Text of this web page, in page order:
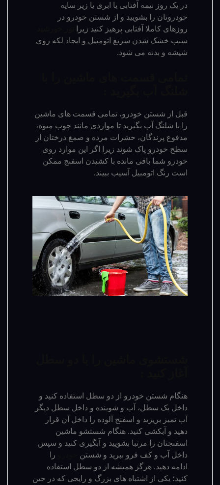
در یک روز نیمه آفتابی یا ابری یا زیر سایه
خودروتان را بشویید و از شستن خودرو در
روزهای کاملا آفتابی پرهیز کنید زیرا
سبب خشک شدن سریع اتومبیل و ایجاد لکه روی
شیشه و بدنه می شود.
قبل از شستن خودرو، تمامی قسمت های ماشین
را با شلنگ آب بگیرید تا مواردی مانند چوب میوه،
مدفوع پرندگان، حشرات مرده و صمغ درختان از
سطح خودرو پاک شوند زیرا اگر این موارد روی
خودرو شما باقی مانده با کشیدن اسفنج ممکن
است رنگ اتومبیل آسیب ببیند.
هنگام شستن خودرو از دو سطل استفاده کنید و
داخل یک سطل، آب و شوینده و داخل سطل دیگر
آب تمیز بریزید و اسفنج آلوده را داخل آن قرار
دهید و آبکشی کنید. هنگام شستشو ماشین
اسفنجتان را مرتبا بشویید و آبگیری کنید و سپس
داخل آب و کف فرو ببرید و شستن
را
ادامه دهید. هرگز همیشه از دو سطل استفاده
کنید؛ یکی از اشتباه های بزرگ و رایجی که در حین